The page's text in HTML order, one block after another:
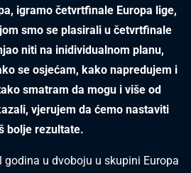
igramo četvrtfinale Europa lige,
smo se plasirali u četvrtfinale
niti na inidividualnom planu,
se osjećam, kako napredujem i
smatram da mogu i više od
vjerujem da ćemo nastaviti
bolje rezultate.
godina u dvoboju u skupini Europa